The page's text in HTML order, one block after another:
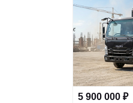
5 900 000 ₽